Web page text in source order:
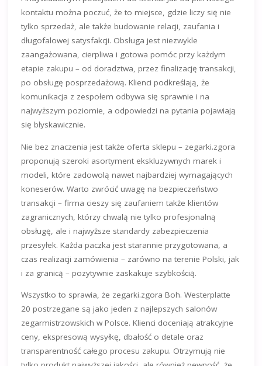
kontaktu można poczuć, że to miejsce, gdzie liczy się nie
tylko sprzedaż, ale także budowanie relacji, zaufania i
długofalowej satysfakcji. Obsługa jest niezwykle
zaangażowana, cierpliwa i gotowa pomóc przy każdym
etapie zakupu – od doradztwa, przez finalizację transakcji,
po obsługę posprzedażową. Klienci podkreślają, że
komunikacja z zespołem odbywa się sprawnie i na
najwyższym poziomie, a odpowiedzi na pytania pojawiają
się błyskawicznie.
Nie bez znaczenia jest także oferta sklepu – zegarki.zgora
proponują szeroki asortyment ekskluzywnych marek i
modeli, które zadowolą nawet najbardziej wymagających
koneserów. Warto zwrócić uwagę na bezpieczeństwo
transakcji – firma cieszy się zaufaniem także klientów
zagranicznych, którzy chwalą nie tylko profesjonalną
obsługę, ale i najwyższe standardy zabezpieczenia
przesyłek. Każda paczka jest starannie przygotowana, a
czas realizacji zamówienia – zarówno na terenie Polski, jak
i za granicą – pozytywnie zaskakuje szybkością.
Wszystko to sprawia, że zegarki.zgora Boh. Westerplatte
20 postrzegane są jako jeden z najlepszych salonów
zegarmistrzowskich w Polsce. Klienci doceniają atrakcyjne
ceny, ekspresową wysyłkę, dbałość o detale oraz
transparentność całego procesu zakupu. Otrzymują nie